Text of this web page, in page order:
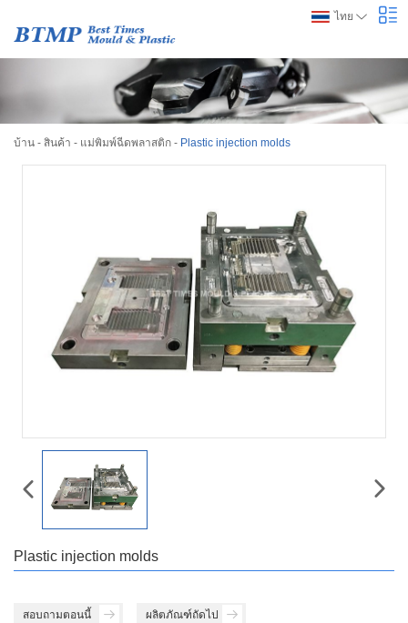
ไทย
บ้าน - สินค้า - แม่พิมพ์ฉีดพลาสติก - Plastic injection molds
Plastic injection molds
สอบถามตอนนี้ ผลิตภัณฑ์ถัดไป